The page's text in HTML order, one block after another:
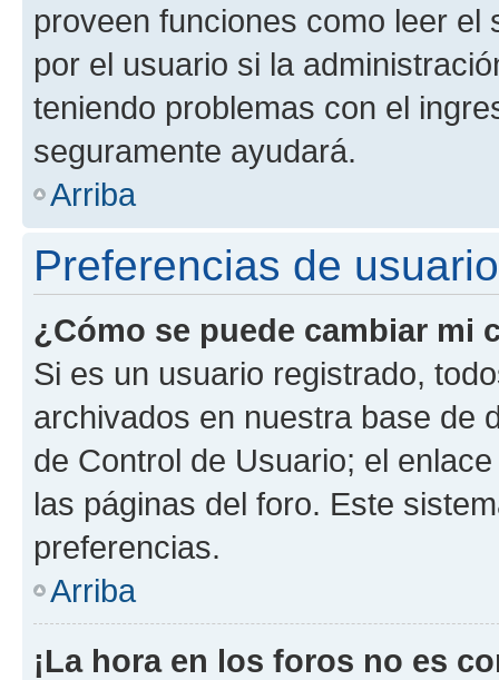
proveen funciones como leer el
por el usuario si la
teniendo problemas con el
seguramente ayudará.
Arriba
Preferencias de
¿Cómo se puede cambiar mi
Si es un usuario registrado,
archivados en nuestra base de
de Control de Usuario; el
las páginas del foro. Este
preferencias.
Arriba
¡La hora en los foros no es